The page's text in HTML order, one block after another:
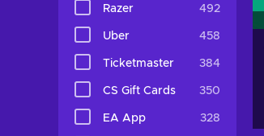
Razer 492
Uber 458
Ticketmaster 384
CS Gift Cards 350
EA App 328